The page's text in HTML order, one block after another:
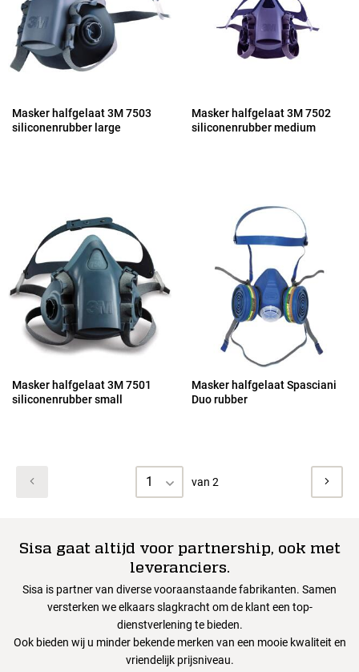
Masker halfgelaat 3M 7503
siliconenrubber large
Masker halfgelaat 3M 7502
siliconenrubber medium
Masker halfgelaat 3M 7501
siliconenrubber small
Masker halfgelaat Spasciani
Duo rubber
1 van 2
Sisa gaat altijd voor partnership, ook met
leveranciers.
Sisa is partner van diverse vooraanstaande fabrikanten. Samen
versterken we elkaars slagkracht om de klant een top-
dienstverlening te bieden.
Ook bieden wij u minder bekende merken van een mooie kwaliteit en
vriendelijk prijsniveau.